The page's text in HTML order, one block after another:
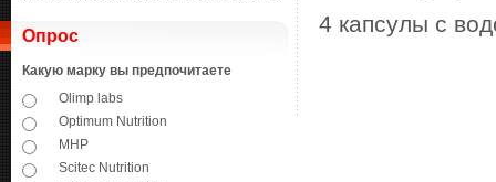
Опрос
Какую марку вы предпочитаете
Olimp labs
Optimum Nutrition
MHP
Scitec Nutrition
4 капсулы с